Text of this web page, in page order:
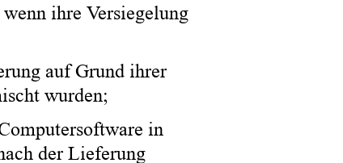
ihre Versiegelung
auf Grund ihrer
wurden;
in
der Lieferung